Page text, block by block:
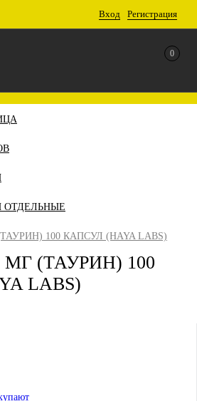
Вход Регистрация
0
100 КАПСУЛ (HAYA LABS)
МГ (ТАУРИН) 100
LABS)